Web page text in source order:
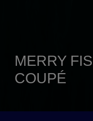
MERRY
COUPÉ